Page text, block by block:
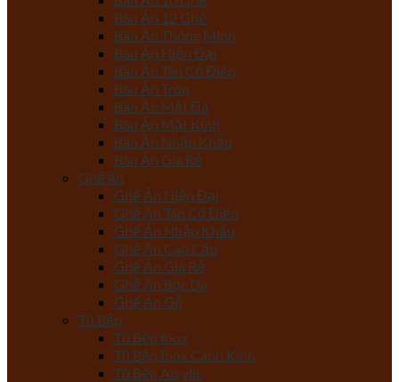
Bàn Ăn 12 Ghế
Bàn Ăn Thông Minh
Bàn Ăn Hiện Đại
Bàn Ăn Tân Cổ Điển
Bàn Ăn Tròn
Bàn Ăn Mặt Đá
Bàn Ăn Mặt Kính
Bàn Ăn Nhập Khẩu
Bàn Ăn Giá Rẻ
Ghế ăn
Ghế Ăn Hiện Đại
Ghế Ăn Tân Cổ Điển
Ghế Ăn Nhập Khẩu
Ghế Ăn Cao Cấp
Ghế Ăn Giá Rẻ
Ghế Ăn Bọc Da
Ghế Ăn Gỗ
Tủ Bếp
Tủ Bếp Inox
Tủ Bếp Inox Cánh Kính
Tủ Bếp Acrylic